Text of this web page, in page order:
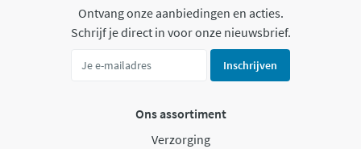
Ontvang onze aanbiedingen en acties.
Schrijf je direct in voor onze nieuwsbrief.
Inschrijven
Ons assortiment
Verzorging